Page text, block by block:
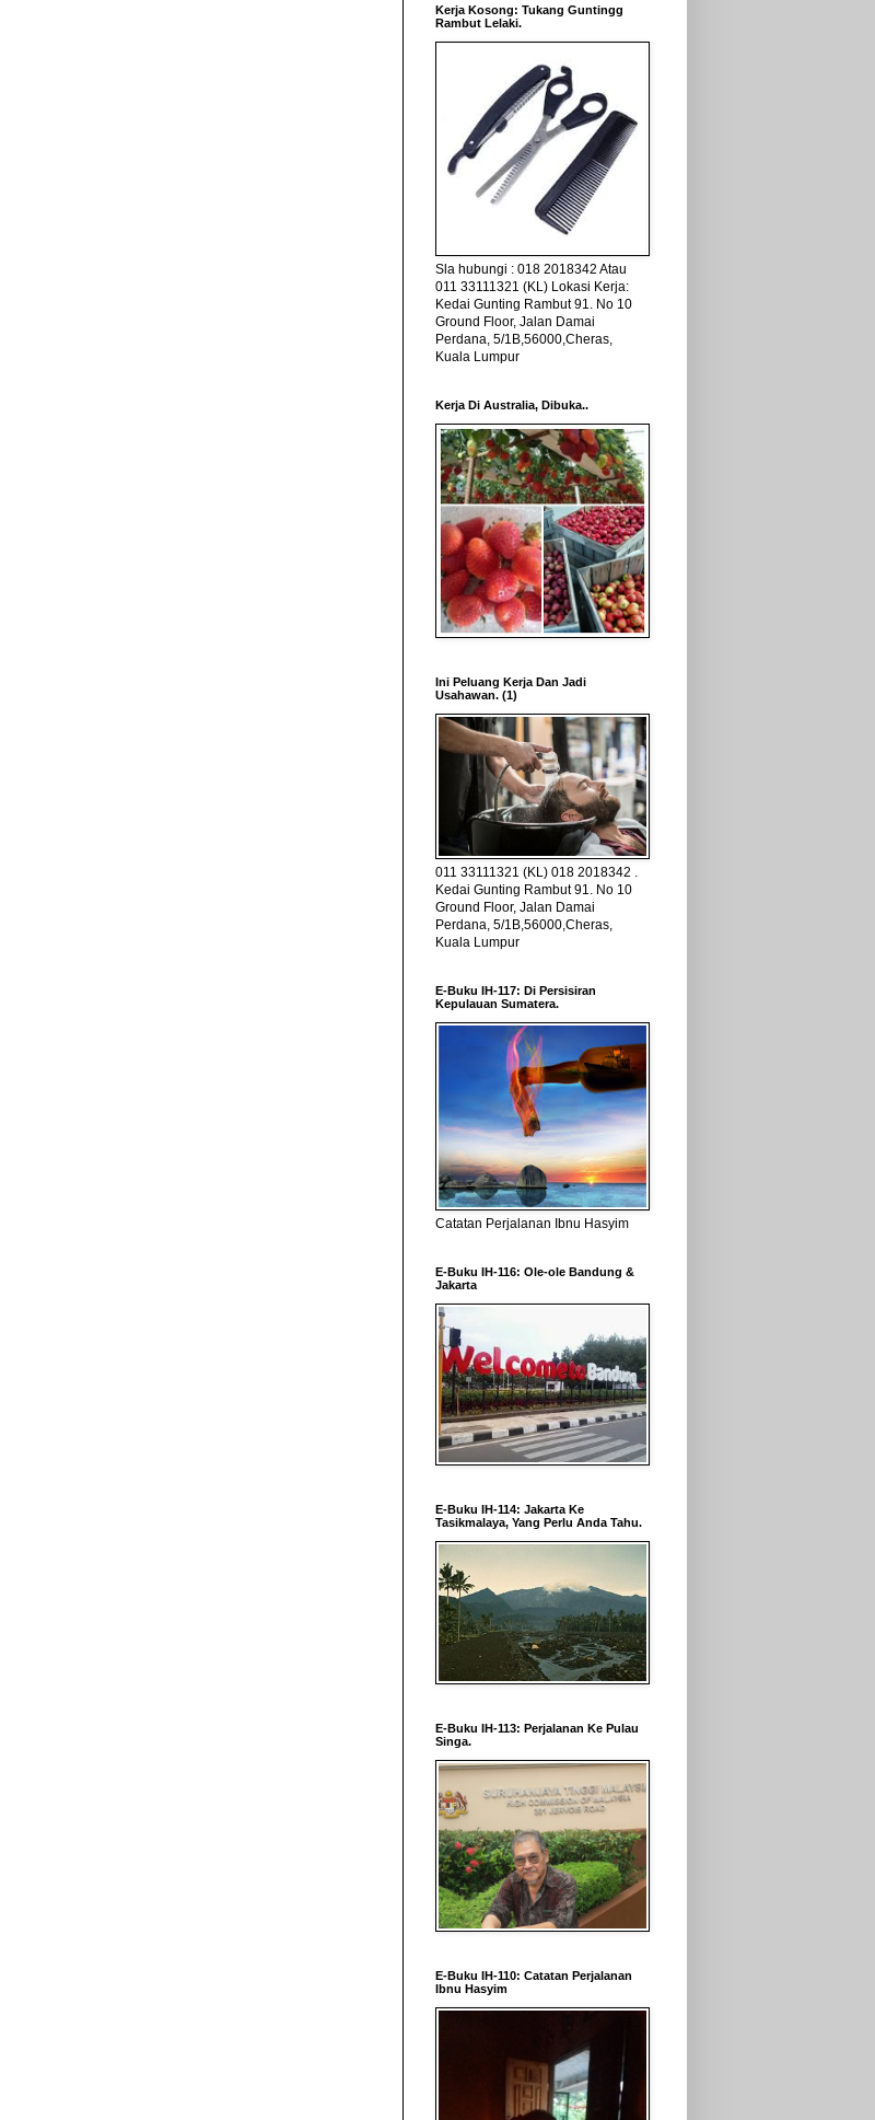
Kerja Kosong: Tukang Guntingg
Rambut Lelaki.
Sla hubungi : 018 2018342 Atau
011 33111321 (KL) Lokasi Kerja:
Kedai Gunting Rambut 91. No 10
Ground Floor, Jalan Damai
Perdana, 5/1B,56000,Cheras,
Kuala Lumpur
Kerja Di Australia, Dibuka..
Ini Peluang Kerja Dan Jadi
Usahawan. (1)
011 33111321 (KL) 018 2018342 .
Kedai Gunting Rambut 91. No 10
Ground Floor, Jalan Damai
Perdana, 5/1B,56000,Cheras,
Kuala Lumpur
E-Buku IH-117: Di Persisiran
Kepulauan Sumatera.
Catatan Perjalanan Ibnu Hasyim
E-Buku IH-116: Ole-ole Bandung &
Jakarta
E-Buku IH-114: Jakarta Ke
Tasikmalaya, Yang Perlu Anda Tahu.
E-Buku IH-113: Perjalanan Ke Pulau
Singa.
E-Buku IH-110: Catatan Perjalanan
Ibnu Hasyim